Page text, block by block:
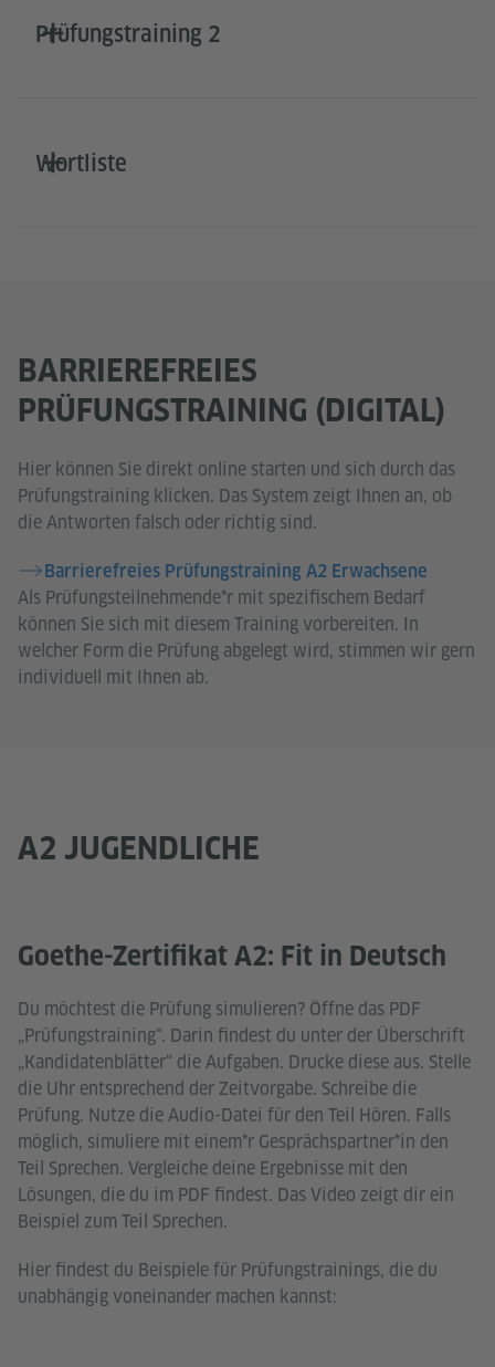
Prüfungstraining 2
Wortliste
BARRIEREFREIES
PRÜFUNGSTRAINING (DIGITAL)
Hier können Sie direkt online starten und sich durch das
Prüfungstraining klicken. Das System zeigt Ihnen an, ob
die Antworten falsch oder richtig sind.
Barrierefreies Prüfungstraining A2 Erwachsene
Als Prüfungsteilnehmende*r mit spezifischem Bedarf
können Sie sich mit diesem Training vorbereiten. In
welcher Form die Prüfung abgelegt wird, stimmen wir gern
individuell mit Ihnen ab.
A2 JUGENDLICHE
Goethe-Zertifikat A2: Fit in Deutsch
Du möchtest die Prüfung simulieren? Öffne das PDF
„Prüfungstraining“. Darin findest du unter der Überschrift
„Kandidatenblätter“ die Aufgaben. Drucke diese aus. Stelle
die Uhr entsprechend der Zeitvorgabe. Schreibe die
Prüfung. Nutze die Audio-Datei für den Teil Hören. Falls
möglich, simuliere mit einem*r Gesprächspartner*in den
Teil Sprechen. Vergleiche deine Ergebnisse mit den
Lösungen, die du im PDF findest. Das Video zeigt dir ein
Beispiel zum Teil Sprechen.
Hier findest du Beispiele für Prüfungstrainings, die du
unabhängig voneinander machen kannst: